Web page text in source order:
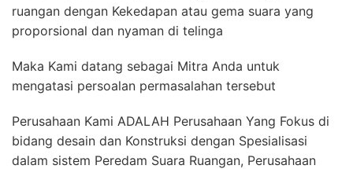
ruangan dengan Kekedapan atau gema suara yang
proporsional dan nyaman di telinga
Maka Kami datang sebagai Mitra Anda untuk
mengatasi persoalan permasalahan tersebut
Perusahaan Kami ADALAH Perusahaan Yang Fokus di
bidang desain dan Konstruksi dengan Spesialisasi
dalam sistem Peredam Suara Ruangan, Perusahaan